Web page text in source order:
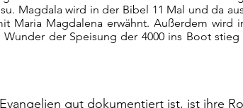
Magdala wird in der Bibel 11 Mal und da
Maria Magdalena erwähnt. Außerdem wird
Wunder der Speisung der 4000 ins Boot
gut dokumentiert ist, ist ihre